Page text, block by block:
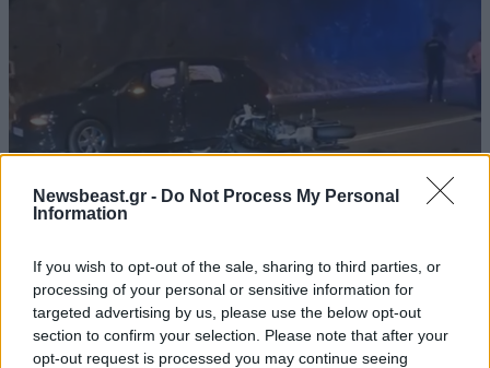
Newsbeast.gr - Do Not Process My Personal
Information
If you wish to opt-out of the sale, sharing to third parties, or
processing of your personal or sensitive information for
targeted advertising by us, please use the below opt-out
section to confirm your selection. Please note that after your
opt-out request is processed you may continue seeing
ομάδας ΔΙΑΣ συγκρούστηκε με αυτοκίνητο που
έκανε αναστροφή – Δύο αστυνομικοί
τραυματίες, δείτε βίντεο